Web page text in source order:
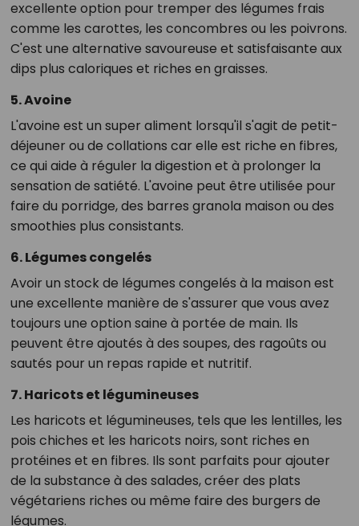
excellente option pour tremper des légumes frais
comme les carottes, les concombres ou les poivrons.
C'est une alternative savoureuse et satisfaisante aux
dips plus caloriques et riches en graisses.
5. Avoine
L'avoine est un super aliment lorsqu'il s'agit de petit-
déjeuner ou de collations car elle est riche en fibres,
ce qui aide à réguler la digestion et à prolonger la
sensation de satiété. L'avoine peut être utilisée pour
faire du porridge, des barres granola maison ou des
smoothies plus consistants.
6. Légumes congelés
Avoir un stock de légumes congelés à la maison est
une excellente manière de s'assurer que vous avez
toujours une option saine à portée de main. Ils
peuvent être ajoutés à des soupes, des ragoûts ou
sautés pour un repas rapide et nutritif.
7. Haricots et légumineuses
Les haricots et légumineuses, tels que les lentilles, les
pois chiches et les haricots noirs, sont riches en
protéines et en fibres. Ils sont parfaits pour ajouter
de la substance à des salades, créer des plats
végétariens riches ou même faire des burgers de
légumes.